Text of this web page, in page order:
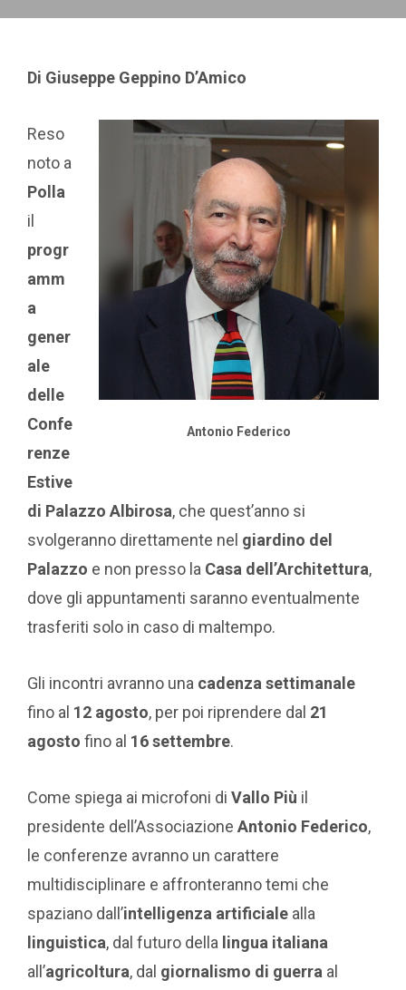
Di Giuseppe Geppino D’Amico
Antonio Federico
Reso
noto a
Polla
il
progr
amm
a
gener
ale
delle
Confe
renze
Estive
di Palazzo Albirosa, che quest’anno si
svolgeranno direttamente nel giardino del
Palazzo e non presso la Casa dell’Architettura,
dove gli appuntamenti saranno eventualmente
trasferiti solo in caso di maltempo.
Gli incontri avranno una cadenza settimanale
fino al 12 agosto, per poi riprendere dal 21
agosto fino al 16 settembre.
Come spiega ai microfoni di Vallo Più il
presidente dell’Associazione Antonio Federico,
le conferenze avranno un carattere
multidisciplinare e affronteranno temi che
spaziano dall’intelligenza artificiale alla
linguistica, dal futuro della lingua italiana
all’agricoltura, dal giornalismo di guerra al